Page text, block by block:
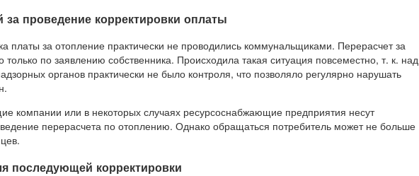
за проведение корректировки оплаты
платы за отопление практически не проводились коммунальщиками. Перерасчет за
только по заявлению собственника. Происходила такая ситуация повсеместно, т. к. над
органов практически не было контроля, что позволяло регулярно нарушать
компании или в некоторых случаях ресурсоснабжающие предприятия несут
перерасчета по отоплению. Однако обращаться потребитель может не больше
последующей корректировки